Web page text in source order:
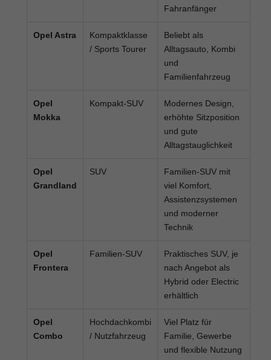
Fahranfänger
Opel Astra
Kompaktklasse
/ Sports Tourer
Beliebt als
Alltagsauto, Kombi
und
Familienfahrzeug
Opel
Mokka
Kompakt-SUV
Modernes Design,
erhöhte Sitzposition
und gute
Alltagstauglichkeit
Opel
Grandland
SUV
Familien-SUV mit
viel Komfort,
Assistenzsystemen
und moderner
Technik
Opel
Frontera
Familien-SUV
Praktisches SUV, je
nach Angebot als
Hybrid oder Electric
erhältlich
Opel
Combo
Hochdachkombi
/ Nutzfahrzeug
Viel Platz für
Familie, Gewerbe
und flexible Nutzung